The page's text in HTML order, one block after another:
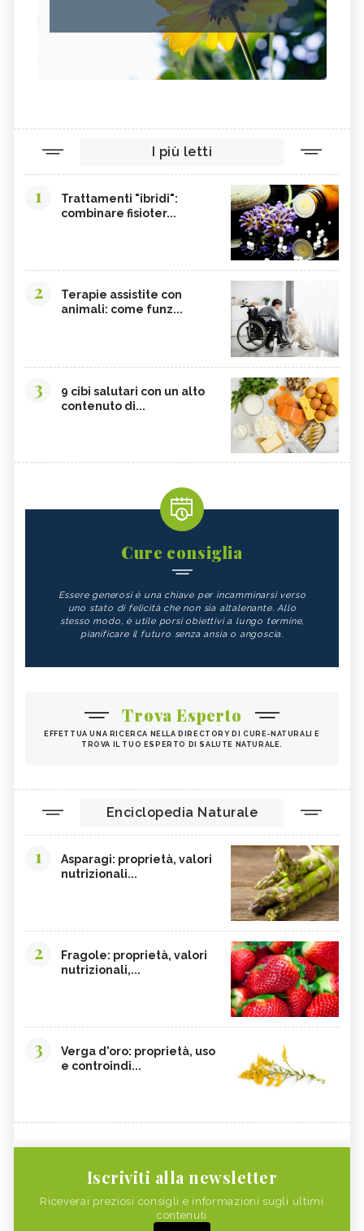
I più letti
1
Trattamenti "ibridi":
combinare fisioter...
2
Terapie assistite con
animali: come funz...
3
9 cibi salutari con un alto
contenuto di...
Cure consiglia
Essere generosi è una chiave per incamminarsi verso
uno stato di felicità che non sia altalenante. Allo
stesso modo, è utile porsi obiettivi a lungo termine,
pianificare il futuro senza ansia o angoscia.
Trova Esperto
EFFETTUA UNA RICERCA NELLA DIRECTORY DI CURE-NATURALI E
TROVA IL TUO ESPERTO DI SALUTE NATURALE.
Enciclopedia Naturale
1
Asparagi: proprietà, valori
nutrizionali...
2
Fragole: proprietà, valori
nutrizionali,...
3
Verga d'oro: proprietà, uso
e controindi...
Iscriviti alla newsletter
Riceverai preziosi consigli e informazioni sugli ultimi
contenuti